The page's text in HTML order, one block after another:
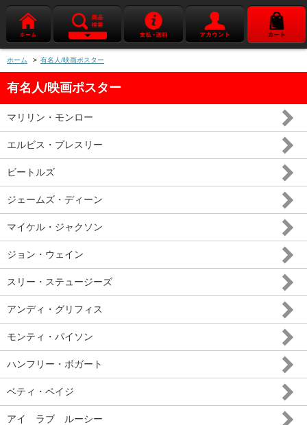
ホーム > 有名人/映画ポスター
有名人/映画ポスター
マリリン・モンロー
エルビス・プレスリー
ビートルズ
ジェームズ・ディーン
マイケル・ジャクソン
ジョン・ウェイン
スリー・ステュージーズ
アンディ・グリフィス
モンティ・パイソン
ハンフリー・ボガート
ベティ・ペイジ
アイ ラブ ルーシー